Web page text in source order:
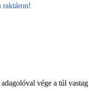
raktáron!
vége a túl